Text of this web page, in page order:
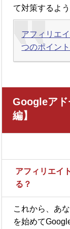
て対策するよ
アフィリエ
つのポイント
Googleアド
編】
アフィリエイ
る？
これから、あ
を始めて